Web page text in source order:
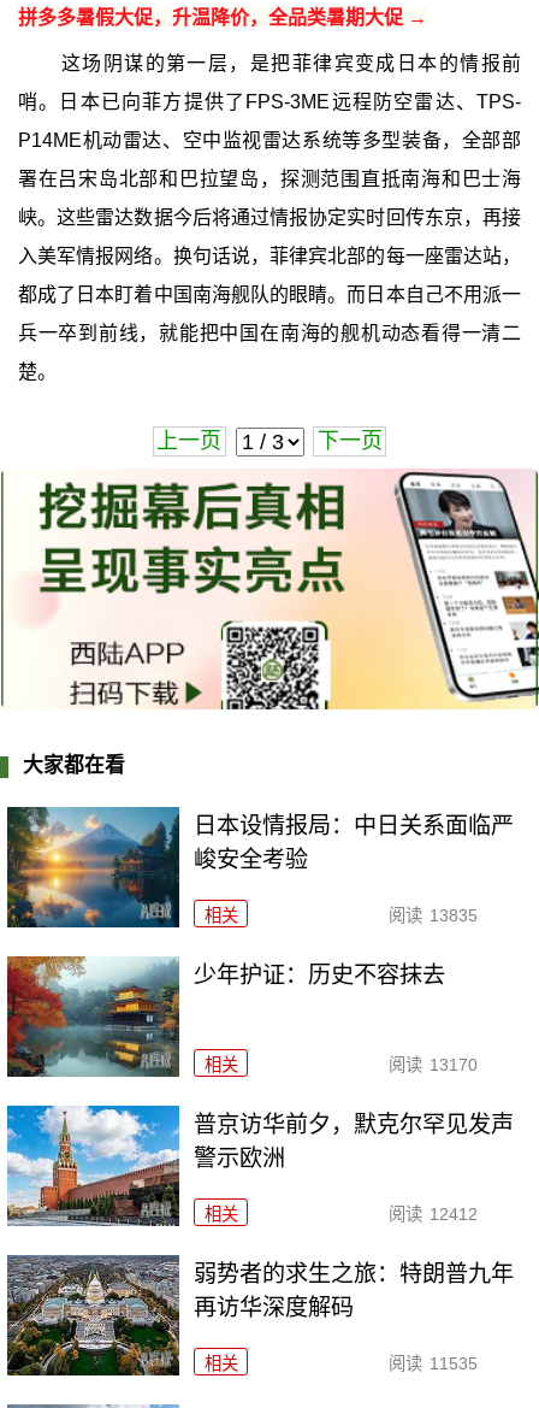
拼多多暑假大促，升温降价，全品类暑期大促 →
这场阴谋的第一层，是把菲律宾变成日本的情报前
哨。日本已向菲方提供了FPS-3ME远程防空雷达、TPS-
P14ME机动雷达、空中监视雷达系统等多型装备，全部部
署在吕宋岛北部和巴拉望岛，探测范围直抵南海和巴士海
峡。这些雷达数据今后将通过情报协定实时回传东京，再接
入美军情报网络。换句话说，菲律宾北部的每一座雷达站，
都成了日本盯着中国南海舰队的眼睛。而日本自己不用派一
兵一卒到前线，就能把中国在南海的舰机动态看得一清二
楚。
上一页 下一页
大家都在看
日本设情报局：中日关系面临严
峻安全考验
相关 阅读 13835
少年护证：历史不容抹去
相关 阅读 13170
普京访华前夕，默克尔罕见发声
警示欧洲
相关 阅读 12412
弱势者的求生之旅：特朗普九年
再访华深度解码
相关 阅读 11535